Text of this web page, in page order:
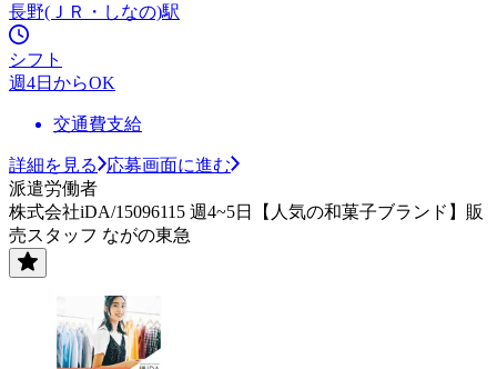
長野(ＪＲ・しなの)駅
シフト
週4日からOK
交通費支給
詳細を見る
応募画面に進む
派遣労働者
株式会社iDA/15096115 週4~5日【人気の和菓子ブランド】販
売スタッフ ながの東急